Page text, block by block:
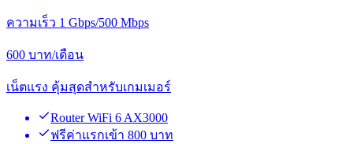
ความเร็ว 1 Gbps/500 Mbps
600 บาท/เดือน
เน็ตแรง คุ้มสุดสำหรับเกมเมอร์
Router WiFi 6 AX3000
ฟรีค่าแรกเข้า 800 บาท